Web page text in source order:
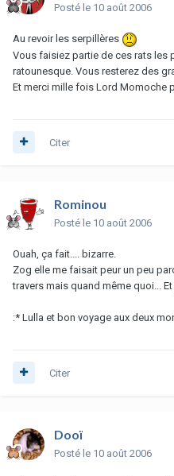
Posté le 10 août 2006
Au revoir les serpillères
Vous faisiez partie de ces rats les
ratounesque. Vous resterez des
Et merci mille fois Lord Momoche
Citer
Rominou
Posté le 10 août 2006
Ouah, ça fait.... bizarre.
Zog elle me faisait peur un peu
travers mais quand même quoi...
:* Lulla et bon voyage aux deux
Citer
Dooï
Posté le 10 août 2006